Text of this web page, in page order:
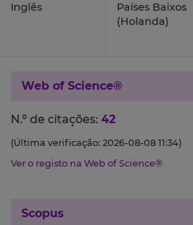
Inglês
Países Baixos
(Holanda)
Web of Science®
N.º de citações: 42
(Última verificação: 2026-08-08 11:34)
Ver o registo na Web of Science®
Scopus